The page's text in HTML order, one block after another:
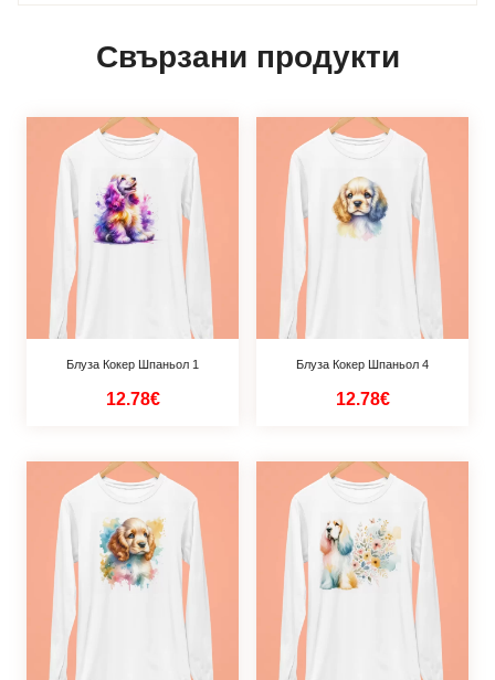
Свързани продукти
Блуза Кокер Шпаньол 1
12.78€
Блуза Кокер Шпаньол 4
12.78€